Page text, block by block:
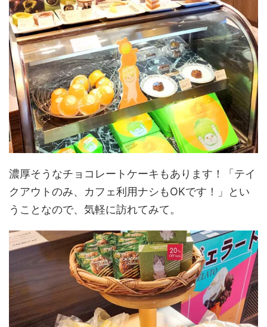
濃厚そうなチョコレートケーキもあります！「テイ
クアウトのみ、カフェ利用ナシもOKです！」とい
うことなので、気軽に訪れてみて。